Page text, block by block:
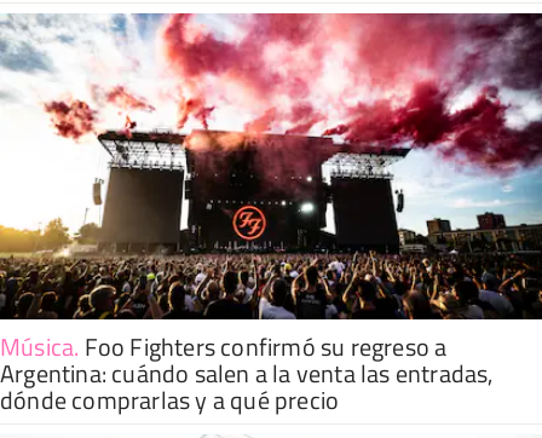
Música. Foo Fighters confirmó su regreso a
Argentina: cuándo salen a la venta las entradas,
dónde comprarlas y a qué precio